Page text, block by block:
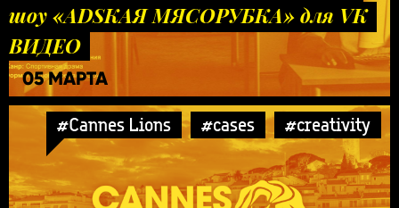
шоу «ADSКАЯ МЯСОРУБКА» для VK
ВИДЕО
05 МАРТА
#Cannes Lions #cases #creativity